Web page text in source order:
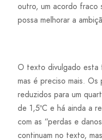
outro, um acordo fraco
possa melhorar a
O texto divulgado esta
mas é preciso mais.
reduzidos para um
de 1,5ºC e há ainda a
com as “perdas e
continuam no texto,